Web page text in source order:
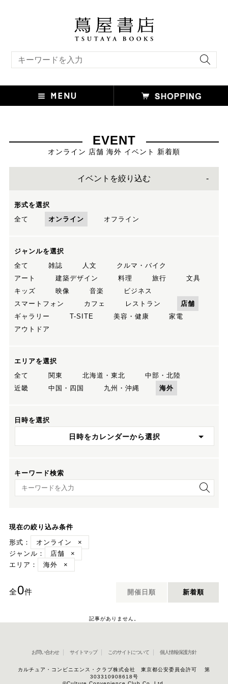
EVENT
オンライン 店舗 海外 イベント 新着順
イベントを絞り込む
形式を選択
全て
オンライン オフライン
ジャンルを選択
全て
雑誌 人文
クルマ・バイク
アート
建築デザイン 料理 旅行
文具
キッズ
映像 音楽
ビジネス
スマートフォン
カフェ レストラン
店舗
ギャラリー
T-SITE 美容・健康
家電
アウトドア
エリアを選択
全て
関東 北海道・東北
中部・北陸
近畿
中国・四国 九州・沖縄 海外
日時を選択
日時をカレンダーから選択
キーワード検索
キーワード検索
現在の絞り込み条件
形式：
オンライン
×
ジャンル：
店舗
×
エリア：
海外 ×
全0件 開催日順 新着順
記事がありません。
お問い合わせ サイトマップ このサイトについて 個人情報保護方針
カルチュア・コンビニエンス・クラブ株式会社 東京都公安委員会許可 第
303310908618号